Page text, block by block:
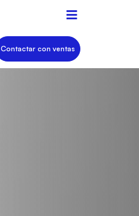
Contactar con ventas